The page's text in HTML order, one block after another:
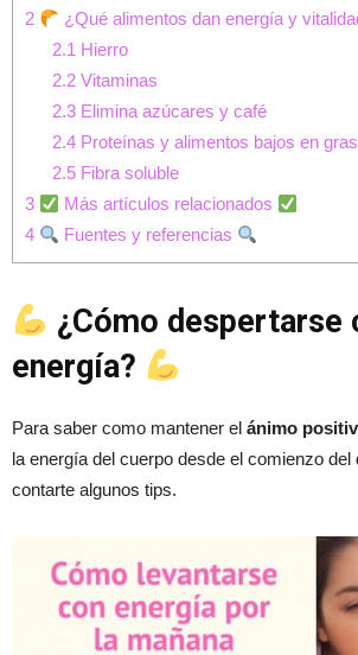
2
¿Qué alimentos dan energía y
2.1 Hierro
2.2Vitaminas
2.3Elimina azúcares y café
2.4Proteínas y alimentos bajos en
2.5Fibra soluble
3
Más artículos relacionados
4
Fuentes y referencias
¿Cómo despertarse
energía?
Para saber como mantener el ánimo
la energía del cuerpo desde el comienzo
contarte algunos tips.